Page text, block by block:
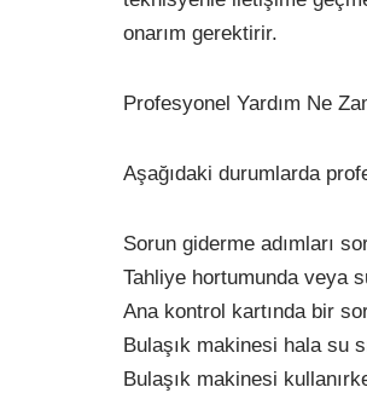
onarım gerektirir.
Profesyonel Yardım Ne
Aşağıdaki durumlarda
Sorun giderme adımları
Tahliye hortumunda veya
Ana kontrol kartında bir
Bulaşık makinesi hala su
Bulaşık makinesi